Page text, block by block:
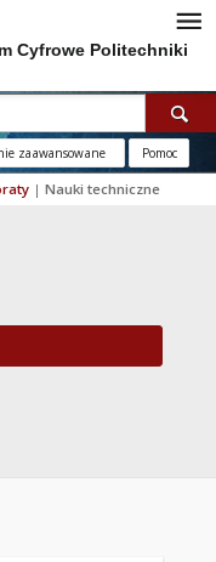
Cyfrowe Politechniki
zaawansowane Pomoc
| Nauki techniczne